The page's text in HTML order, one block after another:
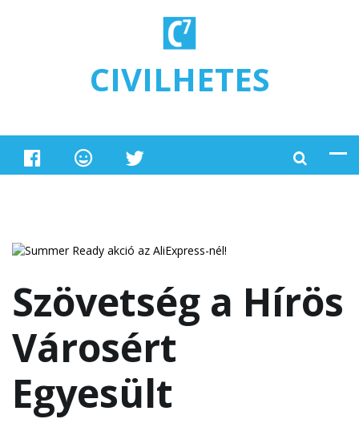
CIVILHETES
Szövetség a Hírös
Városért
Egyesült